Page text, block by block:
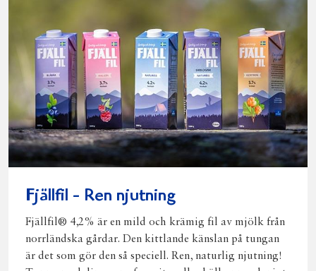
Fjällfil - Ren njutning
Fjällfil® 4,2% är en mild och krämig fil av mjölk från
norrländska gårdar. Den kittlande känslan på tungan
är det som gör den så speciell. Ren, naturlig njutning!